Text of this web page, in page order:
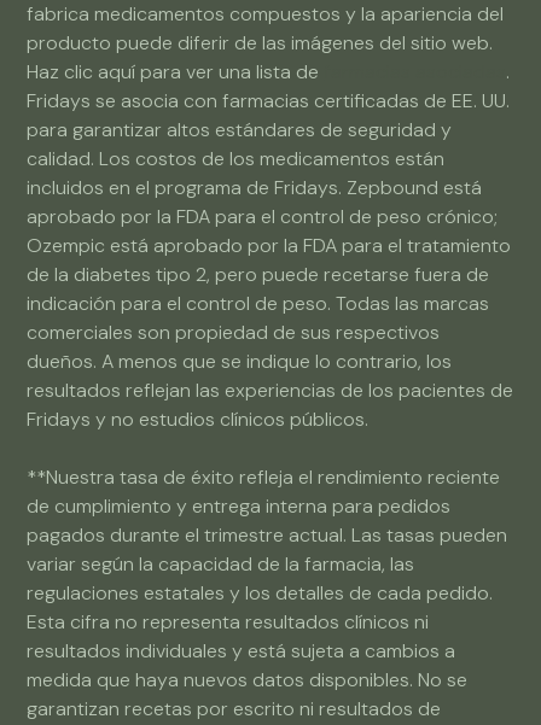
fabrica medicamentos compuestos y la apariencia del
producto puede diferir de las imágenes del sitio web.
Haz clic aquí para ver una lista de
.
Fridays se asocia con farmacias certificadas de EE. UU.
para garantizar altos estándares de seguridad y
calidad. Los costos de los medicamentos están
incluidos en el programa de Fridays. Zepbound está
aprobado por la FDA para el control de peso crónico;
Ozempic está aprobado por la FDA para el tratamiento
de la diabetes tipo 2, pero puede recetarse fuera de
indicación para el control de peso. Todas las marcas
comerciales son propiedad de sus respectivos
dueños. A menos que se indique lo contrario, los
resultados reflejan las experiencias de los pacientes de
Fridays y no estudios clínicos públicos.
**Nuestra tasa de éxito refleja el rendimiento reciente
de cumplimiento y entrega interna para pedidos
pagados durante el trimestre actual. Las tasas pueden
variar según la capacidad de la farmacia, las
regulaciones estatales y los detalles de cada pedido.
Esta cifra no representa resultados clínicos ni
resultados individuales y está sujeta a cambios a
medida que haya nuevos datos disponibles. No se
garantizan recetas por escrito ni resultados de